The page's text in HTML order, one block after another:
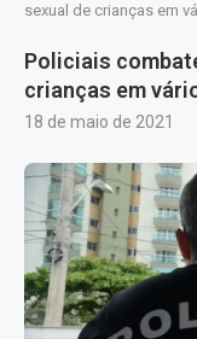
sexual de crianças em
Policiais
crianças em
18 de maio de 2021